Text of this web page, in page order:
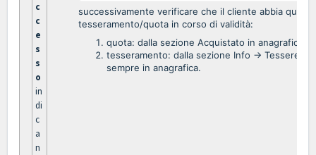
c
c
e
s
s
o
in
di
c
a
n
successivamente verificare che il cliente abbia quel
tesseramento/quota in corso di validità:
quota: dalla sezione Acquistato in anagrafica;
tesseramento: dalla sezione Info -> Tessere,
sempre in anagrafica.